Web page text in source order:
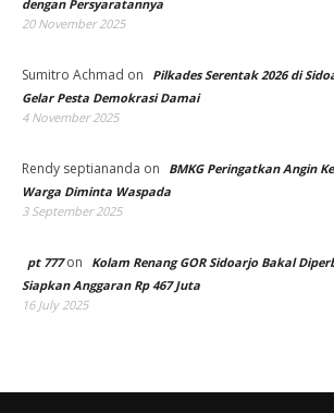
dengan Persyaratannya
20 November 2025
Sumitro Achmad on
Pilkades Serentak 2026 di
Gelar Pesta Demokrasi Damai
4 November 2025
Rendy septiananda on
BMKG Peringatkan Angin
Warga Diminta Waspada
3 September 2025
pt 777on
Kolam Renang GOR Sidoarjo Bakal
Siapkan Anggaran Rp 467 Juta
16 July 2025